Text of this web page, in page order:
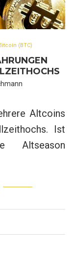
Bitcoin (BTC)
Altcoins
Ist
Altseason